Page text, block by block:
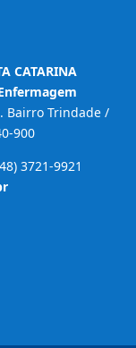
CATARINA
Bairro Trindade /
900
3721-9921